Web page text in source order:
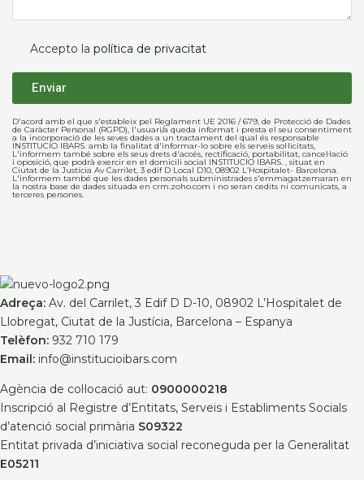
Accepto la política de privacitat
D'acord amb el que s'estableix pel Reglament UE 2016 / 679, de Protecció de Dades
de Caràcter Personal (RGPD), l'usuari/a queda informat i presta el seu consentiment
a la incorporació de les seves dades a un tractament del qual és responsable
INSTITUCIO IBARS. amb la finalitat d'informar-lo sobre els serveis sol·licitats,
L'informem també sobre els seus drets d'accés, rectificació, portabilitat, cancel·lació
i oposició, que podrà exercir en el domicili social INSTITUCIO IBARS. , situat en
Ciutat de la Justícia Av Carrilet, 3 edif D Local D10, 08902 L’Hospitalet- Barcelona.
L'informem també que les dades personals subministrades s'emmagatzemaran en
la nostra base de dades situada en crm.zoho.com i no seran cedits ni comunicats, a
terceres persones.
Adreça: Av. del Carrilet, 3 Edif D D-10, 08902 L’Hospitalet de
Llobregat, Ciutat de la Justícia, Barcelona – Espanya
Telèfon: 932 710 179
Email: info@institucioibars.com
Agència de col·locació aut: 0900000218
Inscripció al Registre d’Entitats, Serveis i Establiments Socials
d’atenció social primària S09322
Entitat privada d’iniciativa social reconeguda per la Generalitat
E05211